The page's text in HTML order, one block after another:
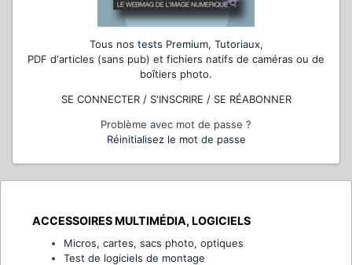
Tous nos tests Premium, Tutoriaux,
PDF d'articles (sans pub) et fichiers natifs de caméras ou de
boîtiers photo.
SE CONNECTER / S'INSCRIRE / SE RÉABONNER
Problème avec mot de passe ?
Réinitialisez le mot de passe
ACCESSOIRES MULTIMÉDIA, LOGICIELS
Micros, cartes, sacs photo, optiques
Test de logiciels de montage